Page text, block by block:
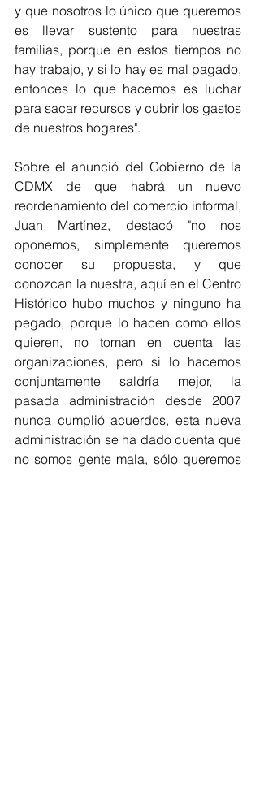
y que nosotros lo único que queremos
es llevar sustento para nuestras
familias, porque en estos tiempos no
hay trabajo, y si lo hay es mal pagado,
entonces lo que hacemos es luchar
para sacar recursos y cubrir los gastos
de nuestros hogares".
Sobre el anunció del Gobierno de la
CDMX de que habrá un nuevo
reordenamiento del comercio informal,
Juan Martínez, destacó "no nos
oponemos, simplemente queremos
conocer su propuesta, y que
conozcan la nuestra, aquí en el Centro
Histórico hubo muchos y ninguno ha
pegado, porque lo hacen como ellos
quieren, no toman en cuenta las
organizaciones, pero si lo hacemos
conjuntamente saldría mejor, la
pasada administración desde 2007
nunca cumplió acuerdos, esta nueva
administración se ha dado cuenta que
no somos gente mala, sólo queremos